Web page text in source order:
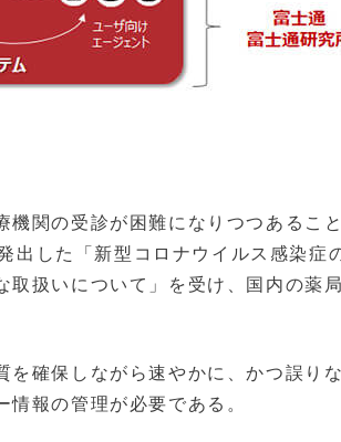
関の受診が困難になりつつあるこ
した「新型コロナウイルス感染症
扱いについて」を受け、国内の薬
確保しながら速やかに、かつ誤り
報の管理が必要である。